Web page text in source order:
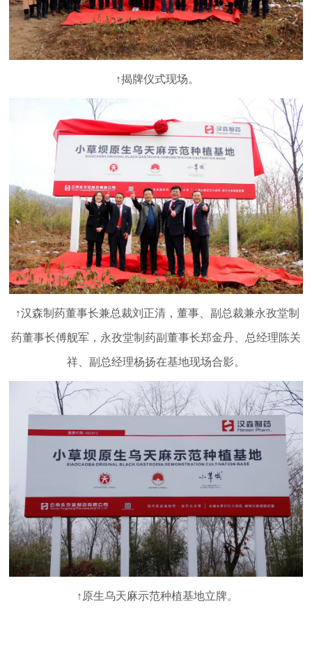
↑揭牌仪式现场。
↑汉森制药董事长兼总裁刘正清，董事、副总裁兼永孜堂制
药董事长傅舰军，永孜堂制药副董事长郑金丹、总经理陈关
祥、副总经理杨扬在基地现场合影。
↑原生乌天麻示范种植基地立牌。